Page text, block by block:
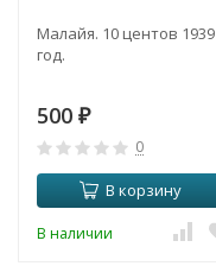
Малайя. 10 центов 1939
год.
500 ₽
0
В корзину
В наличии